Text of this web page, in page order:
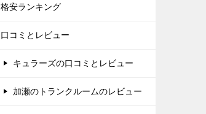
格安ランキング
口コミとレビュー
キュラーズの口コミとレビュー
加瀬のトランクルームのレビュー